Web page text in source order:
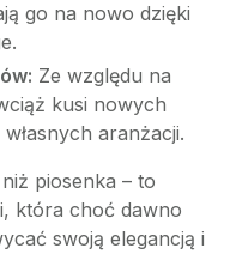
go na nowo dzięki
Ze względu na
kusi nowych
aranżacji.
piosenka – to
która choć dawno
swoją elegancją i